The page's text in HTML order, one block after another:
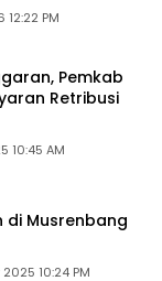
PM
Pemkab
Retribusi
10:45 AM
di Musrenbang
10:24 PM